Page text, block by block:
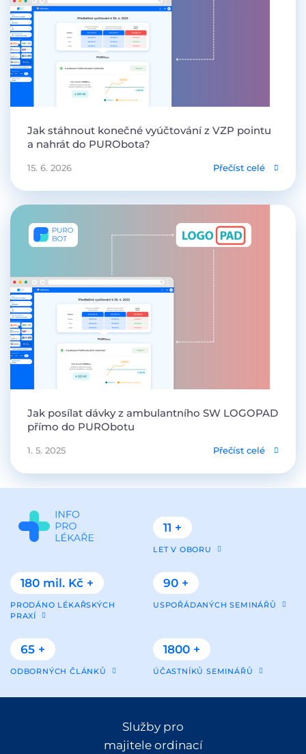
Jak stáhnout konečné vyúčtování z VZP pointu
a nahrát do PURObota?
15. 6. 2026 Přečíst celé
Jak posílat dávky z ambulantního SW LOGOPAD
přímo do PURObotu
1. 5. 2025 Přečíst celé
11 +
LET V OBORU
180 mil. Kč +
PRODÁNO LÉKAŘSKÝCH
PRAXÍ
90 +
USPOŘÁDANÝCH SEMINÁŘŮ
65 +
ODBORNÝCH ČLÁNKŮ
1800 +
ÚČASTNÍKŮ SEMINÁŘŮ
Služby pro
majitele ordinací